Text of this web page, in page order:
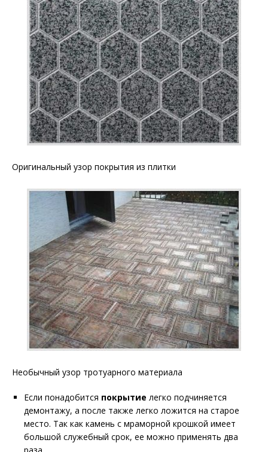
Оригинальный узор покрытия из плитки
Необычный узор тротуарного материала
Если понадобится покрытие легко подчиняется
демонтажу, а после также легко ложится на старое
место. Так как камень с мраморной крошкой имеет
большой служебный срок, ее можно применять два